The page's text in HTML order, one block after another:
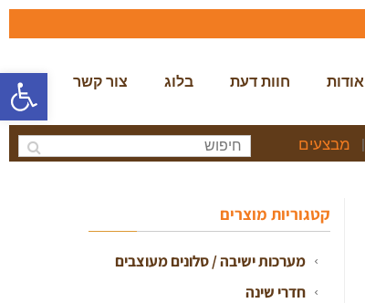
פתח אודות חוות דעת בלוג צור קשר
| מבצעים
קטגוריות מוצרים
מערכות ישיבה / סלונים מעוצבים
חדרי שינה